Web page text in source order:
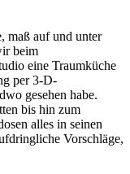
maß auf und unter
beim
eine Traumküche
per 3-D-
gesehen habe.
bis hin zum
alles in seinen
Vorschläge,